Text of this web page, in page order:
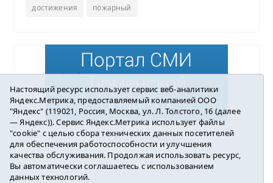
достижения пожарный
Погода в Ялуторовске
Настоящий ресурс использует сервис веб-аналитики
Яндекс.Метрика, предоставляемый компанией ООО
"Яндекс" (119021, Россия, Москва, ул. Л. Толстого, 16 (далее
— Яндекс)). Сервис Яндекс.Метрика использует файлы
"cookie" с целью сбора технических данных посетителей
для обеспечения работоспособности и улучшения
качества обслуживания. Продолжая использовать ресурс,
Вы автоматически соглашаетесь с использованием
данных технологий.